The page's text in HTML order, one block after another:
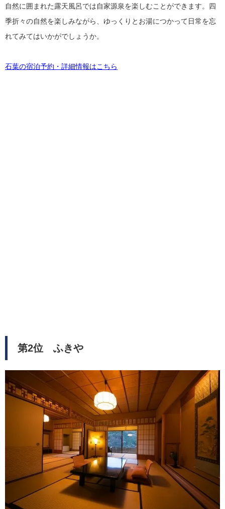
自然に囲まれた露天風呂では自家源泉を楽しむことができます。四
季折々の自然を楽しみながら、ゆっくりとお湯につかって日常を忘
れてみてはいかがでしょうか。
石葉の宿泊予約・詳細情報はこちら
第2位 ふきや